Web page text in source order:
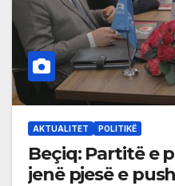
AKTUALITET POLITIKË
Beçiq: Partitë e
jenë pjesë e